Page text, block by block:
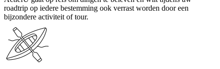
roadtrip op iedere bestemming ook verrast worden door een
bijzondere activiteit of tour.